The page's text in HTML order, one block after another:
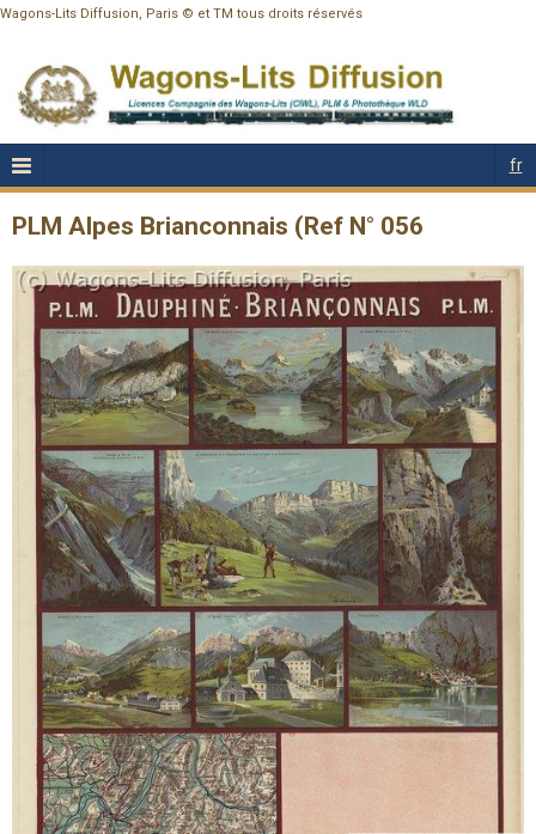
Wagons-Lits Diffusion, Paris © et TM tous droits réservés
fr
PLM Alpes Brianconnais (Ref N° 056